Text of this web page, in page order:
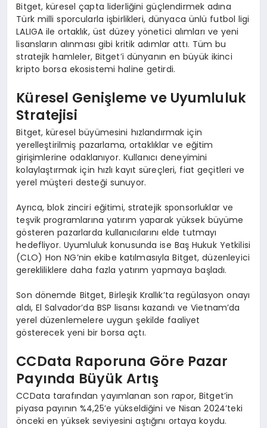
Bitget, küresel çapta liderliğini güçlendirmek adına
Türk milli sporcularla işbirlikleri, dünyaca ünlü futbol ligi
LALIGA ile ortaklık, üst düzey yönetici alımları ve yeni
lisansların alınması gibi kritik adımlar attı. Tüm bu
stratejik hamleler, Bitget’i dünyanın en büyük ikinci
kripto borsa ekosistemi haline getirdi.
Küresel Genişleme ve Uyumluluk
Stratejisi
Bitget, küresel büyümesini hızlandırmak için
yerelleştirilmiş pazarlama, ortaklıklar ve eğitim
girişimlerine odaklanıyor. Kullanıcı deneyimini
kolaylaştırmak için hızlı kayıt süreçleri, fiat geçitleri ve
yerel müşteri desteği sunuyor.
Ayrıca, blok zinciri eğitimi, stratejik sponsorluklar ve
teşvik programlarına yatırım yaparak yüksek büyüme
gösteren pazarlarda kullanıcılarını elde tutmayı
hedefliyor. Uyumluluk konusunda ise Baş Hukuk Yetkilisi
(CLO) Hon NG’nin ekibe katılmasıyla Bitget, düzenleyici
gerekliliklere daha fazla yatırım yapmaya başladı.
Son dönemde Bitget, Birleşik Krallık’ta regülasyon onayı
aldı, El Salvador’da BSP lisansı kazandı ve Vietnam’da
yerel düzenlemelere uygun şekilde faaliyet
gösterecek yeni bir borsa açtı.
CCData Raporuna Göre Pazar
Payında Büyük Artış
CCData tarafından yayımlanan son rapor, Bitget’in
piyasa payının %4,25’e yükseldiğini ve Nisan 2024’teki
önceki en yüksek seviyesini aştığını ortaya koydu.